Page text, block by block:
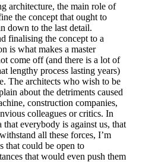
architecture, the main role of
the concept that ought to
down to the last detail.
finalising the concept to a
is what makes a master
come off (and there is a lot of
lengthy process lasting years)
The architects who wish to be
about the detriments caused
construction companies,
colleagues or critics. In
everybody is against us, that
all these forces, I’m
that could be open to
that would even push them